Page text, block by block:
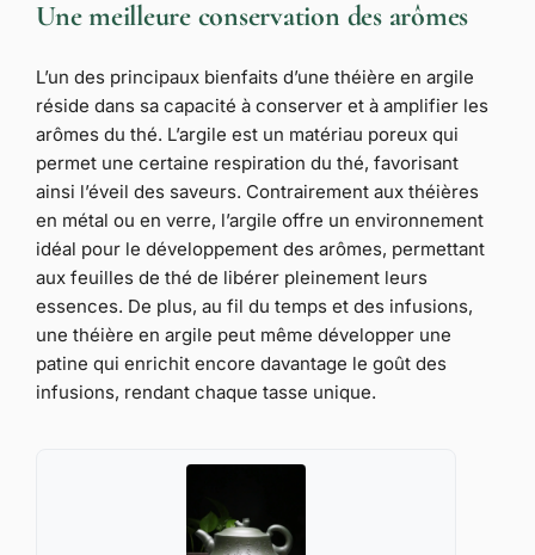
Une meilleure conservation des arômes
L’un des principaux bienfaits d’une théière en argile
réside dans sa capacité à conserver et à amplifier les
arômes du thé. L’argile est un matériau poreux qui
permet une certaine respiration du thé, favorisant
ainsi l’éveil des saveurs. Contrairement aux théières
en métal ou en verre, l’argile offre un environnement
idéal pour le développement des arômes, permettant
aux feuilles de thé de libérer pleinement leurs
essences. De plus, au fil du temps et des infusions,
une théière en argile peut même développer une
patine qui enrichit encore davantage le goût des
infusions, rendant chaque tasse unique.